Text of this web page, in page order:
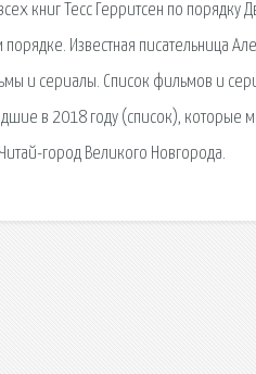
книг Тесс Герритсен по
Известная писательница
и сериалы. Список фильмов и
в 2018 году (список), которые
город Великого Новгорода.